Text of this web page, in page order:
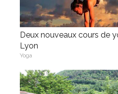
Deux nouveaux cours de
Lyon
Yoga